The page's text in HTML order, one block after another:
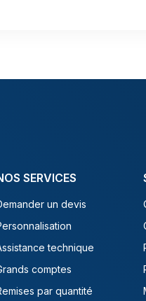
SERVICES
un devis
technique
comptes
par quantité